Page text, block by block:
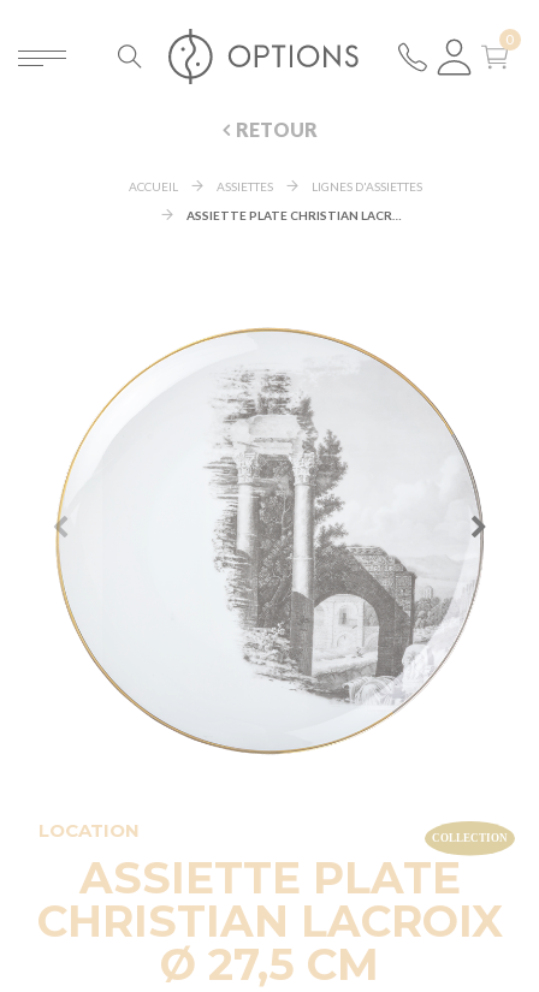
RETOUR
ACCUEIL ASSIETTES
LIGNES D'ASSIETTES
LOCATION
ASSIETTE PLATE
CHRISTIAN LACROIX
Ø 27,5 CM